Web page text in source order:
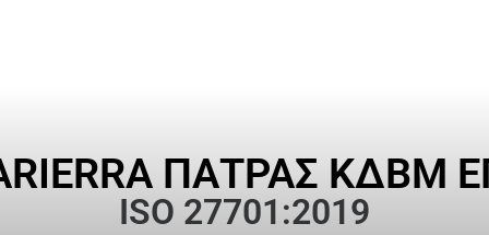
ΠΑΤΡΑΣ ΚΔΒΜ
ISO 27701:2019